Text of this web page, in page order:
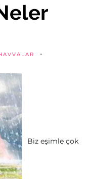
Biz eşimle çok